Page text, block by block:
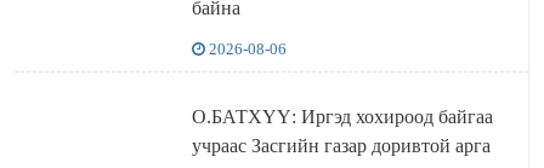
байна
2026-08-06
О.БАТХҮҮ: Иргэд хохироод байгаа
учраас Засгийн газар доривтой арга